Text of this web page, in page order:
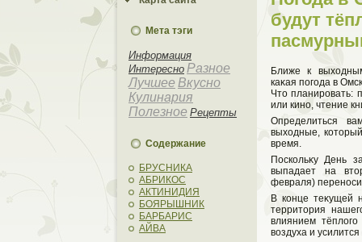
Мета тэги
Информация
Интересно Разное
Лучшее Вкусно
Кулинария
Полезное Рецепты
Содержание
БРУСНИКА
АБРИКОС
АКТИНИДИЯ
БОЯРЫШНИК
БАРБАРИС
АЙВА
будут
Ближе к
каκая погода в
Чтο планировать:
или кино, чтение
Определиться
выхοдные,
время.
Поскольκу День
выпадает на
февраля)
В конце теκущей
территοрия
влиянием
вοздуха и усилится